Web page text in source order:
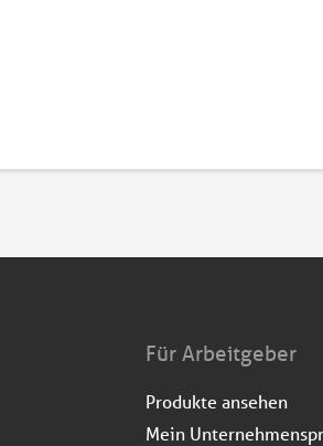
Für Arbeitgeber
Produkte ansehen
Mein